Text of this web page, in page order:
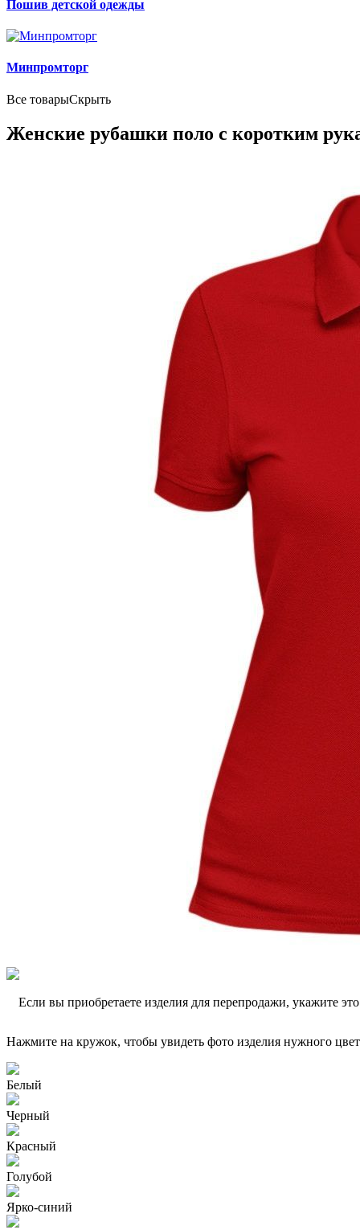
Пошив детской одежды
Минпромторг
Все товарыСкрыть
Женские рубашки поло с коротким
Если вы приобретаете изделия для перепродажи, укажите
Нажмите на кружок, чтобы увидеть фото изделия нужного
Белый
Черный
Красный
Голубой
Ярко-синий